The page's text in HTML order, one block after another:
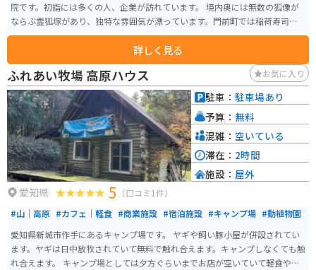
院です。初詣には多くの人、企業が訪れています。 境内奥には無数の狐像が
ならぶ霊狐塚があり、独特な雰囲気が漂っています。門前町では稲荷寿司の
食べ歩きも愉しめます。ここ以外に東京や北海道などに別院があります。
詳しく見る
ふれあい牧場 高原ハウス お気に入り
愛知県 5 （口コミ1件）
#山｜高原 #カフェ｜軽食 #商業施設 #宿泊施設 #キャンプ場 #動植物園
愛知県新城市作手にあるキャンプ場です。 ヤギや飼い豚小屋が併設されてい
ます。ヤギは日中放牧されていて無料で触れ合えます。キャンプしなくても触
れ合えます。 キャンプ場としては夕方ぐらいまでお店が空いていて軽食や薪
駐車： 駐車場あり
予算： 無料
混雑： 空いている
滞在： 2時間
施設： 屋外